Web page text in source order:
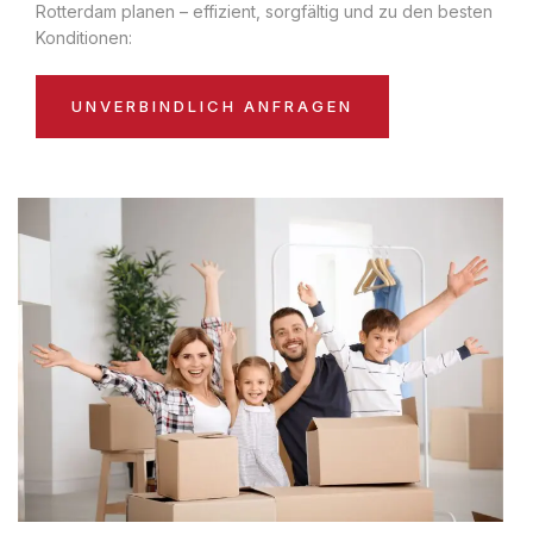
Rotterdam planen – effizient, sorgfältig und zu den besten
Konditionen:
UNVERBINDLICH ANFRAGEN